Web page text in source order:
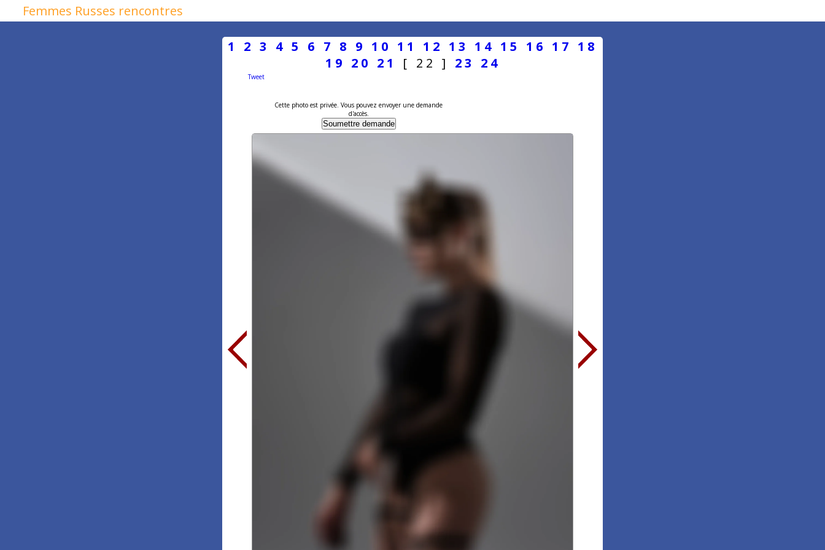
Femmes Russes rencontres
1 2 3 4 5 6 7 8 9 10 11 12 13 14 15 16 17 18
19 20 21 [ 22 ] 23 24
Tweet
Cette photo est privée. Vous pouvez envoyer une demande
d'accès.